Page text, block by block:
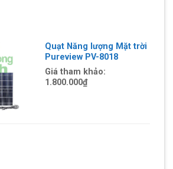
Quạt Năng lượng Mặt trời
Pureview PV-8018
Giá tham khảo:
1.800.000₫